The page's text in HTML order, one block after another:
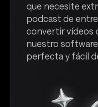
que necesite
podcast de
convertir vídeos
nuestro
perfecta y fácil